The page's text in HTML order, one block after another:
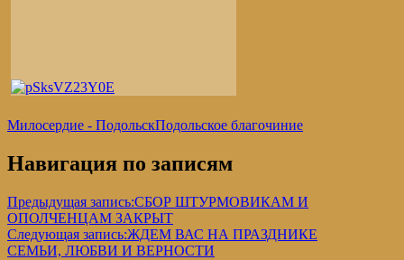
Милосердие - ПодольскПодольское благочиние
Навигация по записям
Предыдущая запись:СБОР ШТУРМОВИКАМ И
ОПОЛЧЕНЦАМ ЗАКРЫТ
Следующая запись:ЖДЕМ ВАС НА ПРАЗДНИКЕ
СЕМЬИ, ЛЮБВИ И ВЕРНОСТИ